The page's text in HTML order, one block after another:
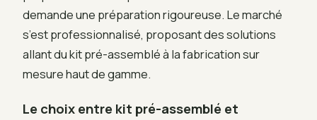
demande une préparation rigoureuse. Le marché
s’est professionnalisé, proposant des solutions
allant du kit pré-assemblé à la fabrication sur
mesure haut de gamme.
Le choix entre kit pré-assemblé et